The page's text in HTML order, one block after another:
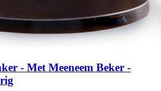
- Met Meeneem Beker -